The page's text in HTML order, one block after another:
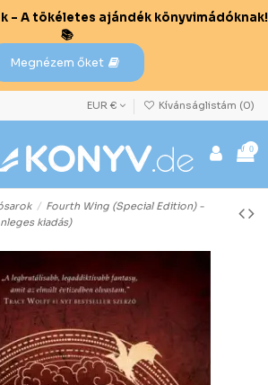
– A tökéletes ajándék könyvimádóknak!
📚
Megnézem őket
EUR € Kívánságlistám (0)
0
Fourth Wing (Special Edition) -
kiadás)